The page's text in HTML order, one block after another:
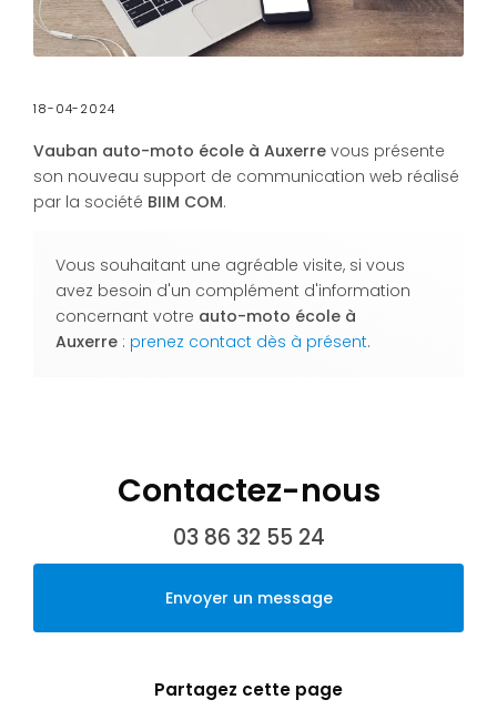
18-04-2024
Vauban auto-moto école à Auxerre vous présente
son nouveau support de communication web réalisé
par la société BIIM COM.
Vous souhaitant une agréable visite, si vous
avez besoin d'un complément d'information
concernant votre auto-moto école à
Auxerre : prenez contact dès à présent.
Contactez-nous
03 86 32 55 24
Envoyer un message
Partagez cette page